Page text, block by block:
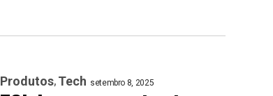
Produtos Tech setembro 8, 2025